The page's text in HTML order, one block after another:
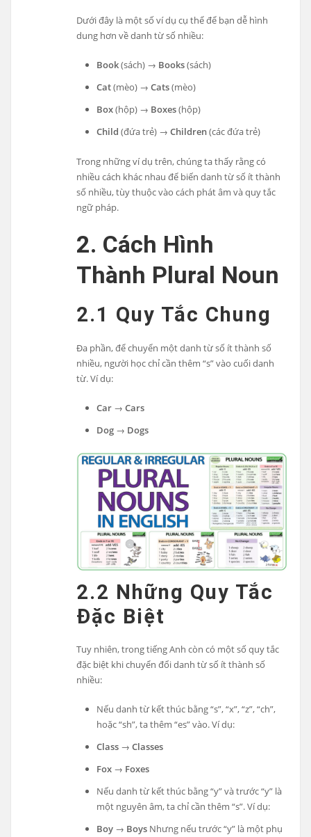
Dưới đây là một số ví dụ cụ thể để bạn dễ hình
dung hơn về danh từ số nhiều:
Book(sách) → Books(sách)
Cat(mèo) →Cats(mèo)
Box(hộp) → Boxes(hộp)
Child (đứa trẻ) →Children(các đứa trẻ)
Trong những ví dụ trên, chúng ta thấy rằng có
nhiều cách khác nhau để biến danh từ số ít thành
số nhiều, tùy thuộc vào cách phát âm và quy tắc
ngữ pháp.
2. Cách Hình
Thành Plural Noun
2.1 Quy Tắc Chung
Đa phần, để chuyển một danh từ số ít thành số
nhiều, người học chỉ cần thêm “s” vào cuối danh
từ. Ví dụ:
Car →Cars
Dog → Dogs
2.2 Những Quy Tắc
Đặc Biệt
Tuy nhiên, trong tiếng Anh còn có một số quy tắc
đặc biệt khi chuyển đổi danh từ số ít thành số
nhiều:
Nếu danh từ kết thúc bằng “s”, “x”, “z”, “ch”,
hoặc “sh”, ta thêm “es” vào. Ví dụ:
Class →Classes
Fox → Foxes
Nếu danh từ kết thúc bằng “y” và trước “y” là
một nguyên âm, ta chỉ cần thêm “s”. Ví dụ:
Boy → Boys Nhưng nếu trước “y” là một phụ